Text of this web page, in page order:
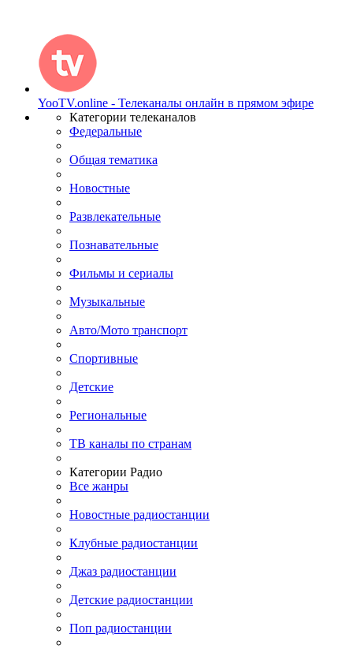
YooTV.online - Телеканалы онлайн в прямом эфире
Категории телеканалов
Федеральные
Общая тематика
Новостные
Развлекательные
Познавательные
Фильмы и сериалы
Музыкальные
Авто/Мото транспорт
Спортивные
Детские
Региональные
ТВ каналы по странам
Категории Радио
Все жанры
Новостные радиостанции
Клубные радиостанции
Джаз радиостанции
Детские радиостанции
Поп радиостанции